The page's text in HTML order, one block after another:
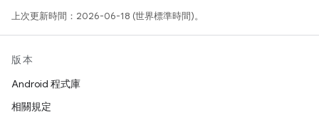
上次更新時間：2026-06-18 (世界標準時間)。
版本
Android 程式庫
相關規定